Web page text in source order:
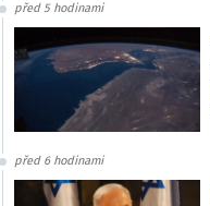
před 5 hodinami
před 6 hodinami